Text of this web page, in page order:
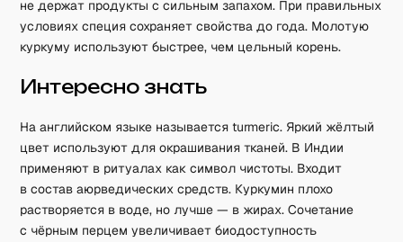
не держат продукты с сильным запахом. При правильных
условиях специя сохраняет свойства до года. Молотую
куркуму используют быстрее, чем цельный корень.
Интересно знать
На английском языке называется turmeric. Яркий жёлтый
цвет используют для окрашивания тканей. В Индии
применяют в ритуалах как символ чистоты. Входит
в состав аюрведических средств. Куркумин плохо
растворяется в воде, но лучше — в жирах. Сочетание
с чёрным перцем увеличивает биодоступность